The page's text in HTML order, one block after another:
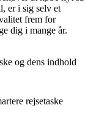
er i sig selv et
frem for
dig i mange år.
og dens indhold
rejsetaske